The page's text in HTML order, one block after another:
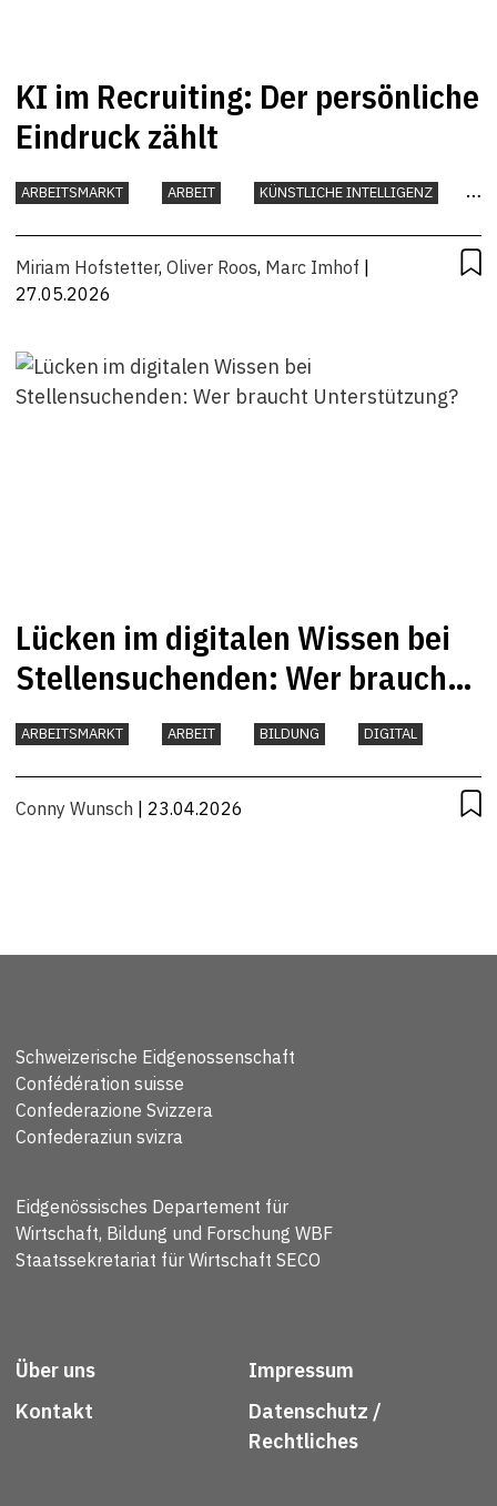
KI im Recruiting: Der persönliche
Eindruck zählt
ARBEITSMARKT ARBEIT
KÜNSTLICHE INTELLIGENZ
Miriam Hofstetter, Oliver Roos, Marc Imhof
27.05.2026
Lücken im digitalen Wissen bei
Stellensuchenden: Wer braucht
Unterstützung?
ARBEITSMARKT ARBEIT BILDUNG DIGITAL
Conny Wunsch | 23.04.2026
Schweizerische Eidgenossenschaft
Confédération suisse
Confederazione Svizzera
Confederaziun svizra
Eidgenössisches Departement für
Wirtschaft, Bildung und Forschung WBF
Staatssekretariat für Wirtschaft SECO
Über uns
Kontakt
Impressum
Datenschutz /
Rechtliches